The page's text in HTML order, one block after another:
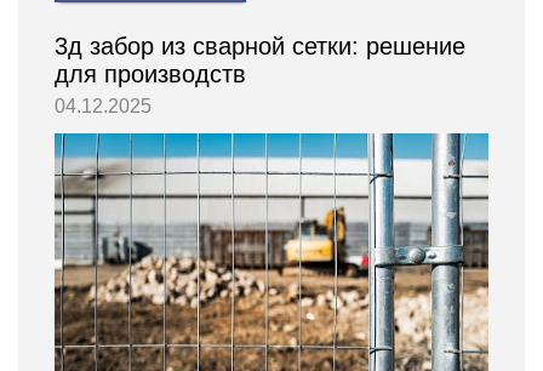
3д забор из сварной сетки: решение
для производств
04.12.2025